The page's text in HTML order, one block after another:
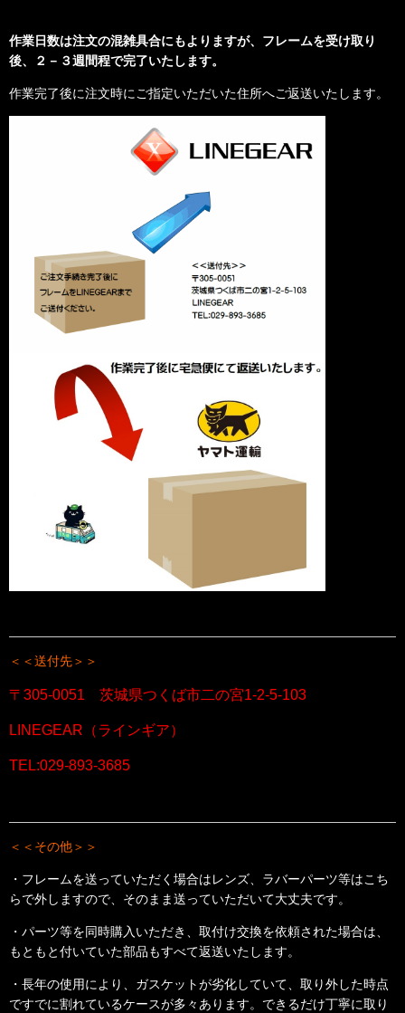
作業日数は注文の混雑具合にもよりますが、フレームを受け取り
後、２－３週間程で完了いたします。
作業完了後に注文時にご指定いただいた住所へご返送いたします。
＜＜送付先＞＞
〒305-0051 茨城県つくば市二の宮1-2-5-103
LINEGEAR（ラインギア）
TEL:029-893-3685
＜＜その他＞＞
・フレームを送っていただく場合はレンズ、ラバーパーツ等はこち
らで外しますので、そのまま送っていただいて大丈夫です。
・パーツ等を同時購入いただき、取付け交換を依頼された場合は、
もともと付いていた部品もすべて返送いたします。
・長年の使用により、 ガスケットが劣化していて、取り外した時点
ですでに割れているケースが多々あります。できるだけ丁寧に取り